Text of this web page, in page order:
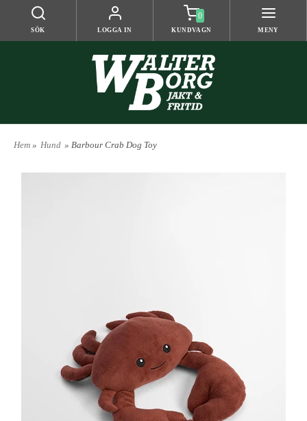
SÖK LOGGA IN
0
KUNDVAGN MENY
Hem » Hund » Barbour Crab Dog Toy